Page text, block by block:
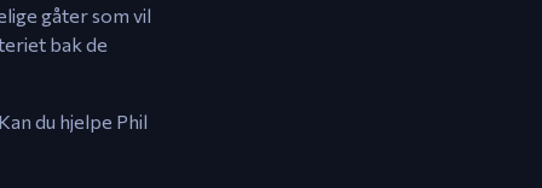
gåter som vil
bak de
du hjelpe Phil